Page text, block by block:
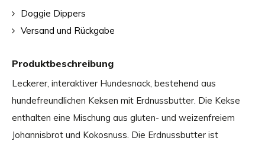
Produktbeschreibung
Leckerer, interaktiver Hundesnack, bestehend aus
hundefreundlichen Keksen mit Erdnussbutter. Die Kekse
enthalten eine Mischung aus gluten- und weizenfreiem
Johannisbrot und Kokosnuss. Die Erdnussbutter ist
Doggie Dippers
Versand und Rückgabe